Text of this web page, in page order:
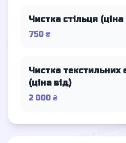
Чистка стільця (ціна
750 ₴
Чистка текстильних
(ціна від)
2 000 ₴